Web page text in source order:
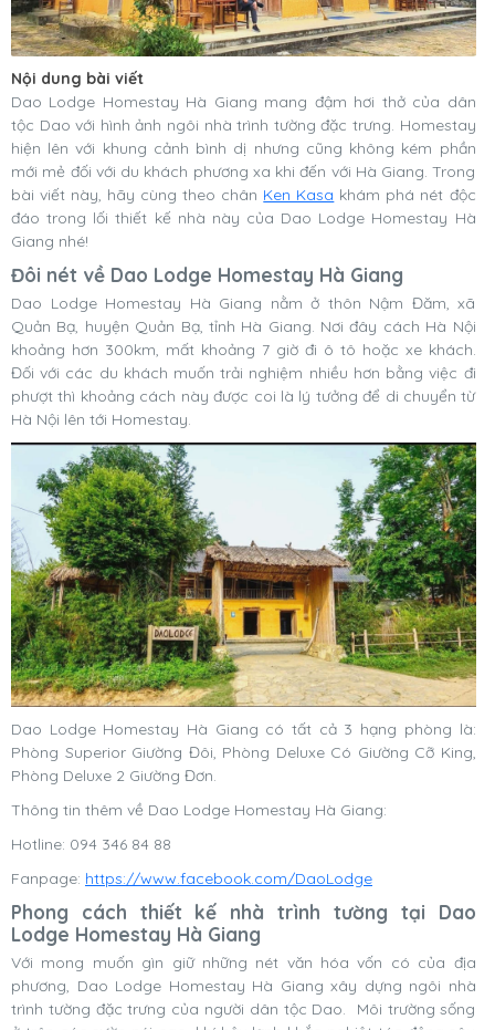
Nội dung bài viết
Dao Lodge Homestay Hà Giang mang đậm hơi thở của dân
tộc Dao với hình ảnh ngôi nhà trình tường đặc trưng. Homestay
hiện lên với khung cảnh bình dị nhưng cũng không kém phần
mới mẻ đối với du khách phương xa khi đến với Hà Giang. Trong
bài viết này, hãy cùng theo chân Ken Kasa khám phá nét độc
đáo trong lối thiết kế nhà này của Dao Lodge Homestay Hà
Giang nhé!
Đôi nét về Dao Lodge Homestay Hà Giang
Dao Lodge Homestay Hà Giang nằm ở thôn Nậm Đăm, xã
Quản Bạ, huyện Quản Bạ, tỉnh Hà Giang. Nơi đây cách Hà Nội
khoảng hơn 300km, mất khoảng 7 giờ đi ô tô hoặc xe khách.
Đối với các du khách muốn trải nghiệm nhiều hơn bằng việc đi
phượt thì khoảng cách này được coi là lý tưởng để di chuyển từ
Hà Nội lên tới Homestay.
Dao Lodge Homestay Hà Giang có tất cả 3 hạng phòng là:
Phòng Superior Giường Đôi, Phòng Deluxe Có Giường Cỡ King,
Phòng Deluxe 2 Giường Đơn.
Thông tin thêm về Dao Lodge Homestay Hà Giang:
Hotline: 094 346 84 88
Fanpage: https://www.facebook.com/DaoLodge
Phong cách thiết kế nhà trình tường tại Dao
Lodge Homestay Hà Giang
Với mong muốn gìn giữ những nét văn hóa vốn có của địa
phương, Dao Lodge Homestay Hà Giang xây dựng ngôi nhà
trình tường đặc trưng của người dân tộc Dao. Môi trường sống